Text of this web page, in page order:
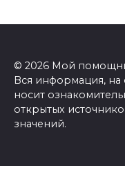
© 2026 Мой
Вся информация, на
носит
открытых
значений.